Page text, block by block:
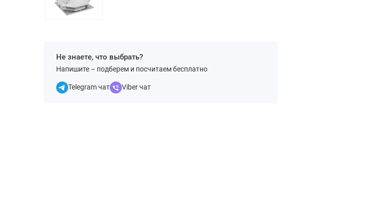
Не знаете, что выбрать?
Напишите – подберем и посчитаем бесплатно
Telegram чат Viber чат